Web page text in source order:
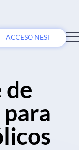
ACCESO NEST